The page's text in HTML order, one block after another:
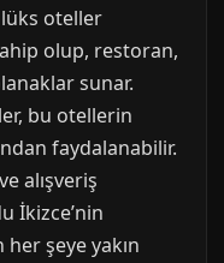
oteller
olup, restoran,
sunar.
bu otellerin
faydalanabilir.
alışveriş
İkizce’nin
her şeye yakın